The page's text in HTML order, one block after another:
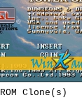
ROM Clone(s)